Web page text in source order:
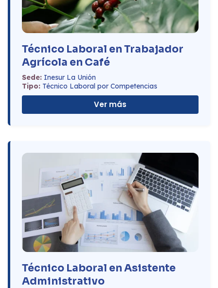
Técnico Laboral en Trabajador
Agrícola en Café
Sede: Inesur La Unión
Tipo: Técnico Laboral por Competencias
Ver más
Técnico Laboral en Asistente
Administrativo